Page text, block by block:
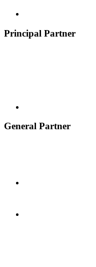
Principal Partner
General Partner